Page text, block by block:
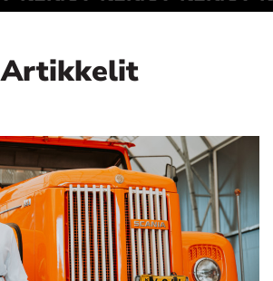
Artikkelit